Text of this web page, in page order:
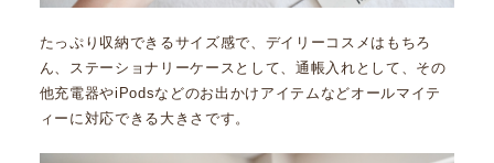
たっぷり収納できるサイズ感で、デイリーコスメはもちろ
ん、ステーショナリーケースとして、通帳入れとして、その
他充電器やiPodsなどのお出かけアイテムなどオールマイテ
ィーに対応できる大きさです。